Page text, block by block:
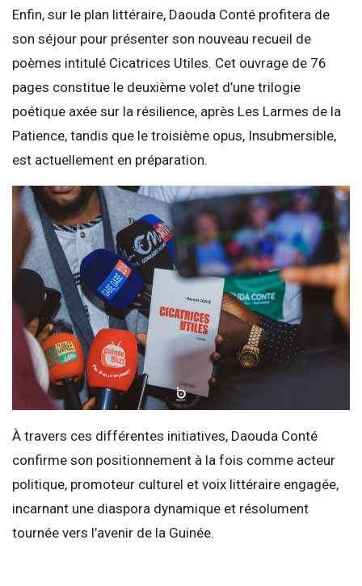
Enfin, sur le plan littéraire, Daouda Conté profitera de
son séjour pour présenter son nouveau recueil de
poèmes intitulé Cicatrices Utiles. Cet ouvrage de 76
pages constitue le deuxième volet d’une trilogie
poétique axée sur la résilience, après Les Larmes de la
Patience, tandis que le troisième opus, Insubmersible,
est actuellement en préparation.
À travers ces différentes initiatives, Daouda Conté
confirme son positionnement à la fois comme acteur
politique, promoteur culturel et voix littéraire engagée,
incarnant une diaspora dynamique et résolument
tournée vers l’avenir de la Guinée.